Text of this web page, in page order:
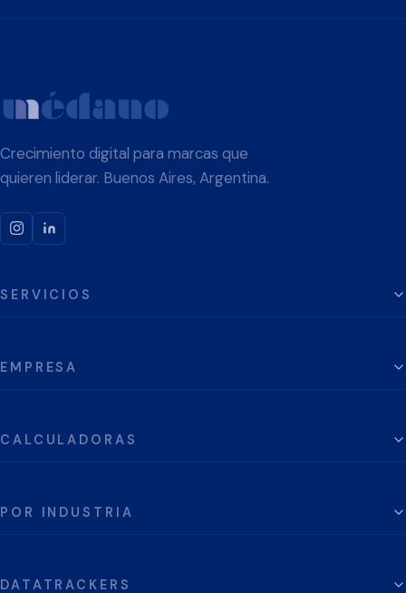
Crecimiento digital para marcas que
quieren liderar. Buenos Aires, Argentina.
SERVICIOS
EMPRESA
CALCULADORAS
POR INDUSTRIA
DATATRACKERS